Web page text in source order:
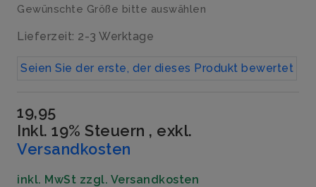
Gewünschte Größe bitte auswählen
Lieferzeit: 2-3 Werktage
Seien Sie der erste, der dieses Produkt bewertet
19,95
Inkl. 19% Steuern , exkl.
Versandkosten
inkl. MwSt zzgl. Versandkosten